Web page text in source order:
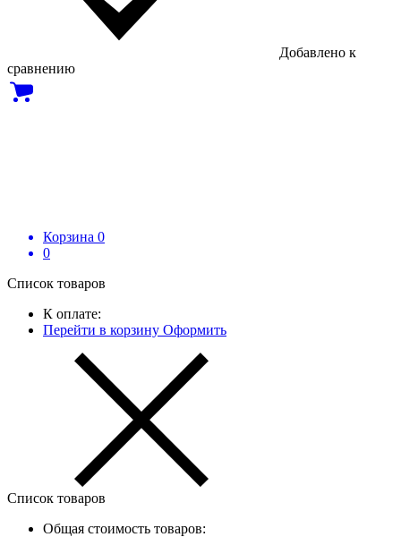
Добавлено к
сравнению
Корзина 0
0
Список товаров
К оплате:
Перейти в корзину Оформить
Список товаров
Общая стоимость товаров: